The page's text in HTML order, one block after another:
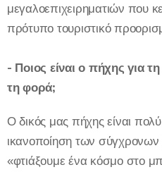
μεγαλοεπιχειρηματιών που
πρότυπο τουριστικό
- Ποιος είναι ο πήχης για
τη φορά;
Ο δικός μας πήχης είναι
ικανοποίηση των
«φτιάξουμε ένα κόσμο στο